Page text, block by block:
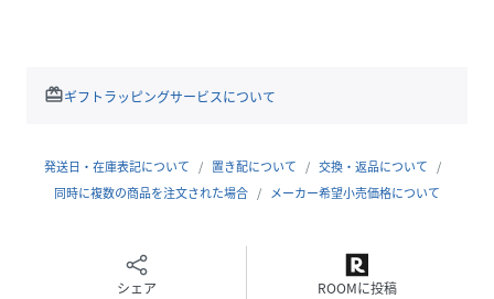
●着回し力抜群な優秀セットアップ
しわになりにくい素材で手洗いもできるので、お手入れも簡
redeemギフトラッピングサービスについて
発送日・在庫表記について 置き配について
交換・返品について
同時に複数の商品を注文された場合
メーカー希望小売価格について
シェア ROOMに投稿